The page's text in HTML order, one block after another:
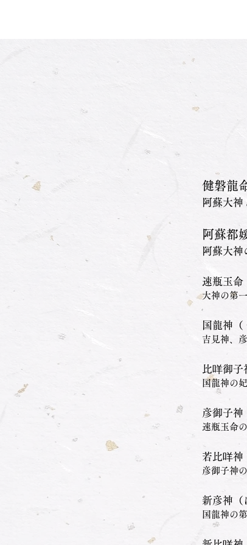
健磐龍
阿蘇大神
阿蘇都
阿蘇大神
速瓶玉命
大神の第
国龍神（
吉見神、
比咩御子
国龍神の
彦御子神
速瓶玉命
若比咩神
彦御子神
新彦神（
国龍神の